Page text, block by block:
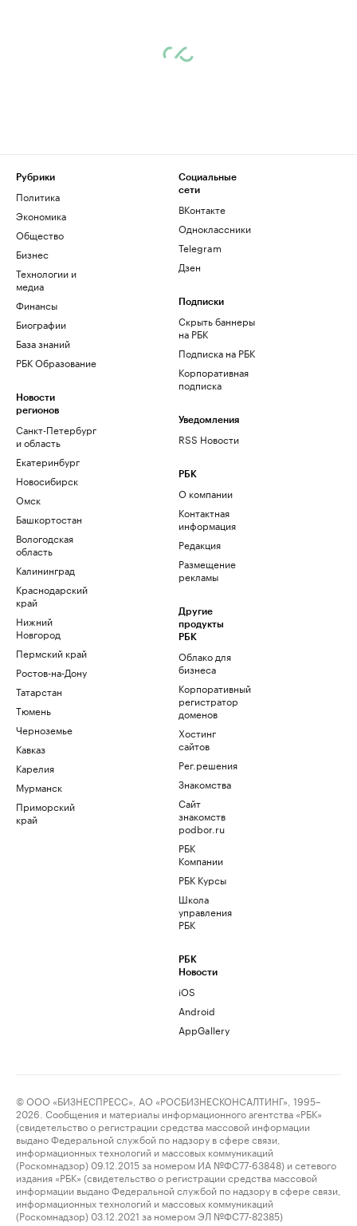
Рубрики
Политика
Экономика
Общество
Бизнес
Технологии и
медиа
Финансы
Биографии
База знаний
РБК Образование
Новости
регионов
Санкт-Петербург
и область
Екатеринбург
Новосибирск
Омск
Башкортостан
Вологодская
область
Калининград
Краснодарский
край
Нижний
Новгород
Пермский край
Ростов-на-Дону
Татарстан
Тюмень
Черноземье
Кавказ
Карелия
Мурманск
Приморский
край
Социальные
сети
ВКонтакте
Одноклассники
Telegram
Дзен
Подписки
Скрыть баннеры
на РБК
Подписка на РБК
Корпоративная
подписка
Уведомления
RSS Новости
РБК
О компании
Контактная
информация
Редакция
Размещение
рекламы
Другие
продукты
РБК
Облако для
бизнеса
Корпоративный
регистратор
доменов
Хостинг
сайтов
Рег.решения
Знакомства
Сайт
знакомств
podbor.ru
РБК
Компании
РБК Курсы
Школа
управления
РБК
РБК
Новости
iOS
Android
AppGallery
© ООО «БИЗНЕСПРЕСС», АО «РОСБИЗНЕСКОНСАЛТИНГ», 1995–
2026. Сообщения и материалы информационного агентства «РБК»
(свидетельство о регистрации средства массовой информации
выдано Федеральной службой по надзору в сфере связи,
информационных технологий и массовых коммуникаций
(Роскомнадзор) 09.12.2015 за номером ИА №ФС77-63848) и сетевого
издания «РБК» (свидетельство о регистрации средства массовой
информации выдано Федеральной службой по надзору в сфере связи,
информационных технологий и массовых коммуникаций
(Роскомнадзор) 03.12.2021 за номером ЭЛ №ФС77-82385)